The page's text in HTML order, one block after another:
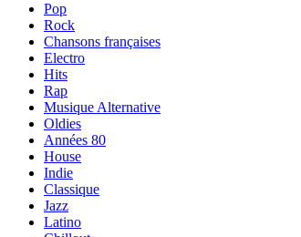
Pop
Rock
Chansons françaises
Electro
Hits
Rap
Musique Alternative
Oldies
Années 80
House
Indie
Classique
Jazz
Latino